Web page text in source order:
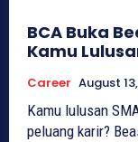
BCA Buka
Kamu
Career August
Kamu lulusan
peluang karir?